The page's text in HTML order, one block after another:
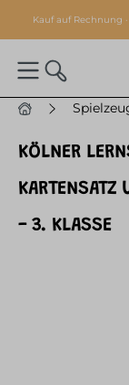
springen
Kauf auf Rechnung
KÖLNER
KARTENSATZ
- 3. KLASSE
Bildergalerie